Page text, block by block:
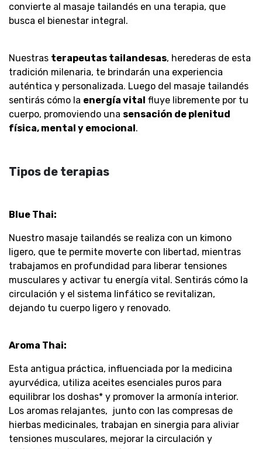
convierte al masaje tailandés en una terapia, que
busca el bienestar integral.
Nuestras terapeutas tailandesas, herederas de esta
tradición milenaria, te brindarán una experiencia
auténtica y personalizada. Luego del masaje tailandés
sentirás cómo la energía vital fluye libremente por tu
cuerpo, promoviendo una sensación de plenitud
física, mental y emocional.
Tipos de terapias
Blue Thai:
Nuestro masaje tailandés se realiza con un kimono
ligero, que te permite moverte con libertad, mientras
trabajamos en profundidad para liberar tensiones
musculares y activar tu energía vital. Sentirás cómo la
circulación y el sistema linfático se revitalizan,
dejando tu cuerpo ligero y renovado.
Aroma Thai:
Esta antigua práctica, influenciada por la medicina
ayurvédica, utiliza aceites esenciales puros para
equilibrar los doshas* y promover la armonía interior.
Los aromas relajantes, junto con las compresas de
hierbas medicinales, trabajan en sinergia para aliviar
tensiones musculares, mejorar la circulación y